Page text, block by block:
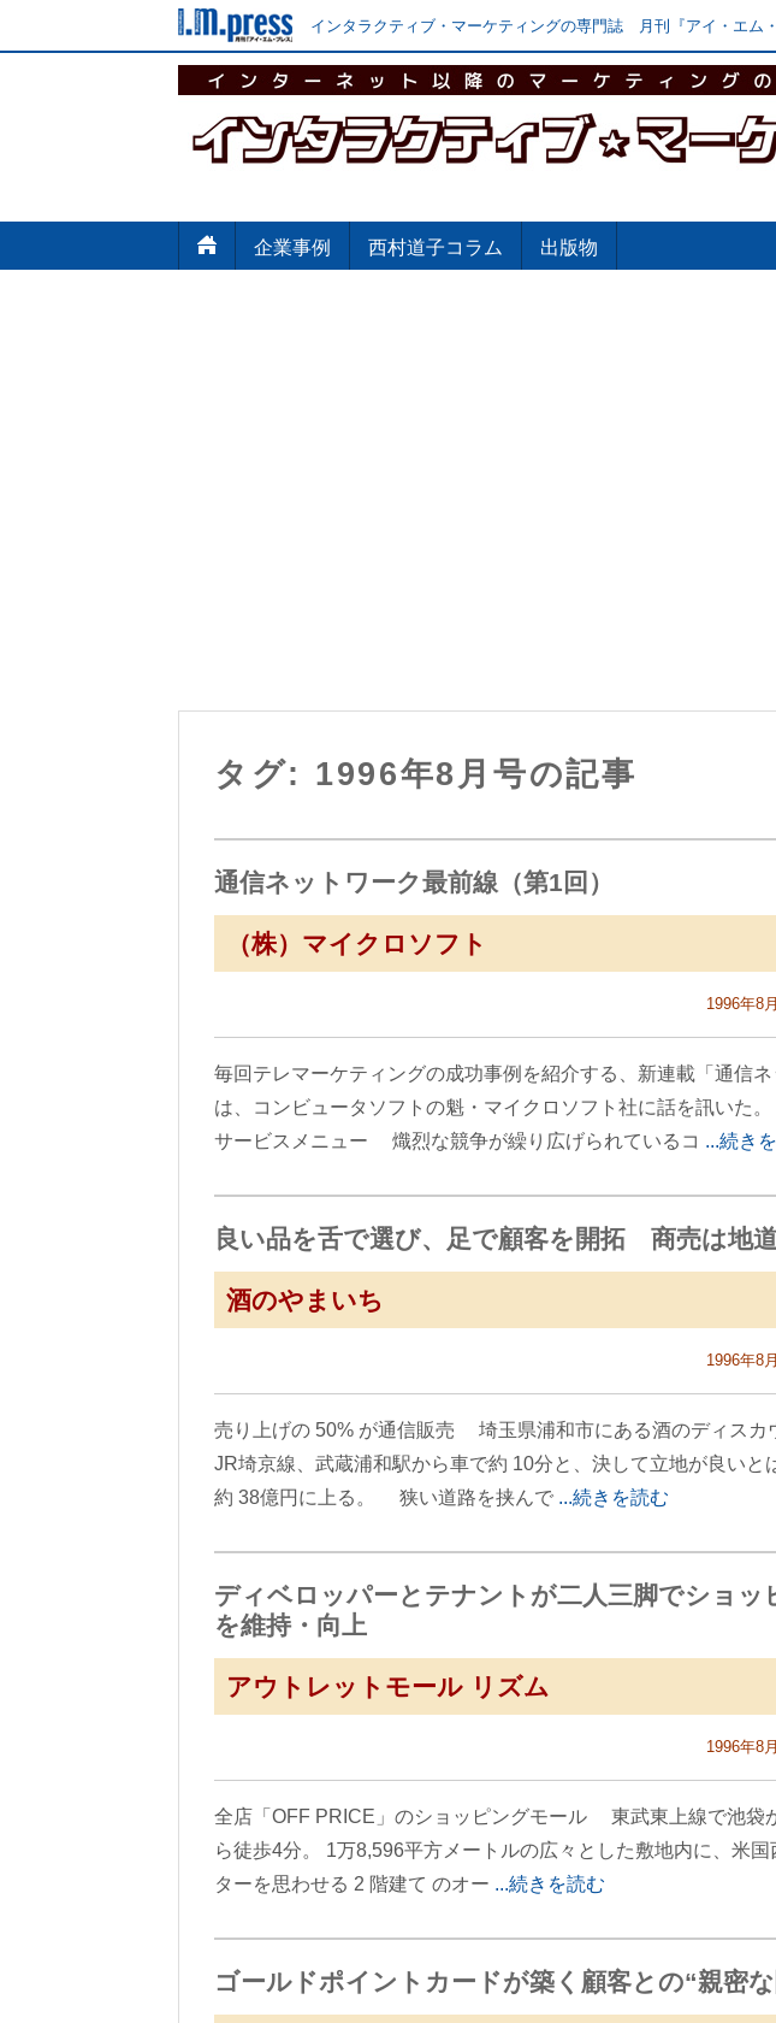
インタラクティブ・マーケティングの専門誌 月刊『アイ・エム
企業事例 西村道子コラム 出版物
タグ: 1996年8月号の記事
通信ネットワーク最前線（第1回）
（株）マイクロソフト
1996年8
毎回テレマーケティングの成功事例を紹介する、新連載「通信
は、コンビュータソフトの魁・マイクロソフト社に話を訊いた
サービスメニュー 熾烈な競争が繰り広げられているコ ...続き
良い品を舌で選び、足で顧客を開拓 商売は地
酒のやまいち
1996年8
売り上げの 50% が通信販売 埼玉県浦和市にある酒のディスカ
JR埼京線、武蔵浦和駅から車で約 10分と、決して立地が良いと
約 38億円に上る。 狭い道路を挟んで ...続きを読む
ディベロッパーとテナントが二人三脚でショッ
を維持・向上
アウトレットモール リズム
1996年8
全店「OFF PRICE」のショッピングモール 東武東上線で池袋
ら徒歩4分。 1万8,596平方メートルの広々とした敷地内に、米
ターを思わせる 2 階建て のオー ...続きを読む
ゴールドポイントカードが築く顧客との“親密